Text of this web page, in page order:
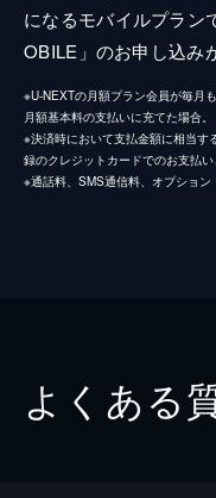
になるモバイルプラン
OBILE」のお申し込み
※U-NEXTの月額プラン会員が毎月
月額基本料の支払いに充てた場合。
※決済時において支払金額に相当す
録のクレジットカードでのお支払い
※通話料、SMS通信料、オプション
よくある